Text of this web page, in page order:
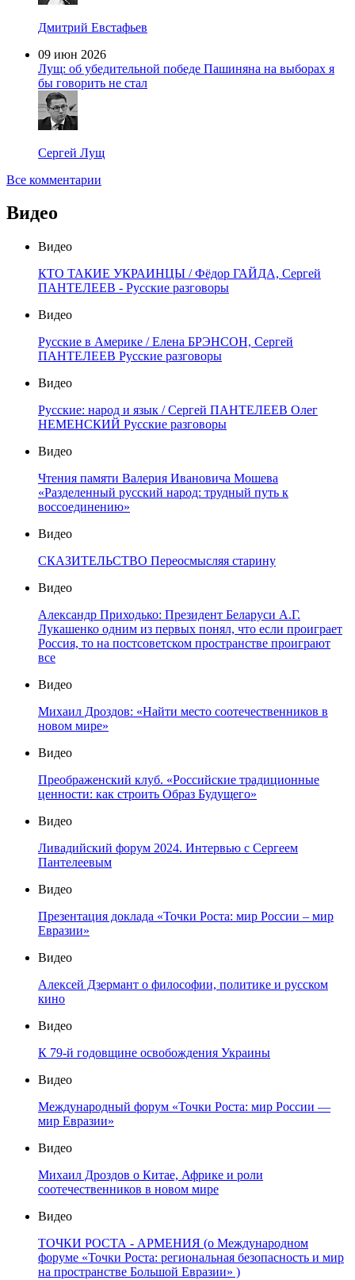
Дмитрий Евстафьев
09 июн 2026
Лущ: об убедительной победе Пашиняна на выборах я
бы говорить не стал
Сергей Лущ
Все комментарии
Видео
Видео
КТО ТАКИЕ УКРАИНЦЫ / Фёдор ГАЙДА, Сергей
ПАНТЕЛЕЕВ - Русские разговоры
Видео
Русские в Америке / Елена БРЭНСОН, Сергей
ПАНТЕЛЕЕВ Русские разговоры
Видео
Русские: народ и язык / Сергей ПАНТЕЛЕЕВ Олег
НЕМЕНСКИЙ Русские разговоры
Видео
Чтения памяти Валерия Ивановича Мошева
«Разделенный русский народ: трудный путь к
воссоединению»
Видео
СКАЗИТЕЛЬСТВО Переосмысляя старину
Видео
Александр Приходько: Президент Беларуси А.Г.
Лукашенко одним из первых понял, что если проиграет
Россия, то на постсоветском пространстве проиграют
все
Видео
Михаил Дроздов: «Найти место соотечественников в
новом мире»
Видео
Преображенский клуб. «Российские традиционные
ценности: как строить Образ Будущего»
Видео
Ливадийский форум 2024. Интервью с Сергеем
Пантелеевым
Видео
Презентация доклада «Точки Роста: мир России – мир
Евразии»
Видео
Алексей Дзермант о философии, политике и русском
кино
Видео
К 79-й годовщине освобождения Украины
Видео
Международный форум «Точки Роста: мир России —
мир Евразии»
Видео
Михаил Дроздов о Китае, Африке и роли
соотечественников в новом мире
Видео
ТОЧКИ РОСТА - АРМЕНИЯ (о Международном
форуме «Точки Роста: региональная безопасность и мир
на пространстве Большой Евразии» )